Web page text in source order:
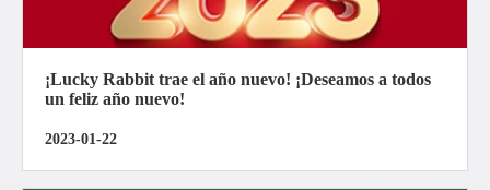
¡Lucky Rabbit trae el año nuevo! ¡Deseamos a todos
un feliz año nuevo!
2023-01-22